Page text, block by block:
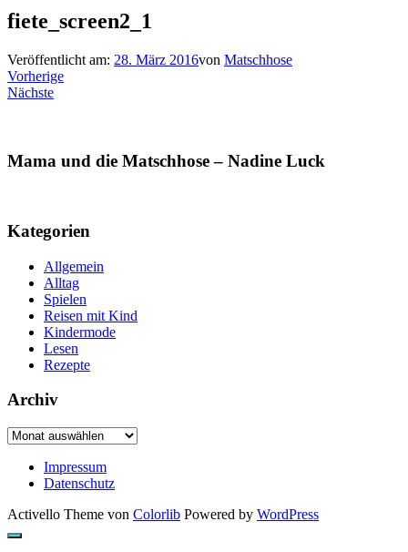
fiete_screen2_1
Veröffentlicht am: 28. März 2016von Matschhose
Vorherige
Nächste
Mama und die Matschhose – Nadine Luck
Kategorien
Allgemein
Alltag
Spielen
Reisen mit Kind
Kindermode
Lesen
Rezepte
Archiv
Archiv
Impressum
Datenschutz
Activello Theme von Colorlib Powered by WordPress